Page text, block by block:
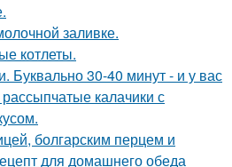
заливке.
котлеты.
Буквально 30-40 минут - и у вас
калачики с
болгарским перцем и
для домашнего обеда